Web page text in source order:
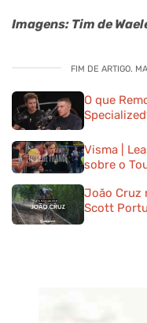
Imagens: Tim de
FIM DE ARTIGO.
O que
Visma |
sobre o
João Cruz
Scott